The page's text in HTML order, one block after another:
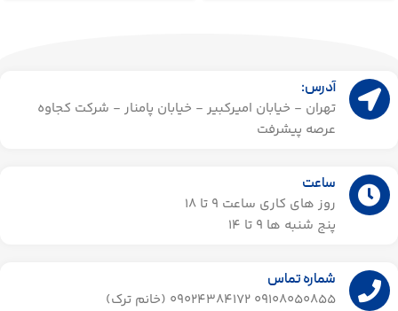
آدرس:
تهران - خیابان امیرکبیر - خیابان پامنار - شرکت کجاوه
عرصه پیشرفت
ساعت
روز های کاری ساعت ۹ تا 18
پنج شنبه ها 9 تا 14​
شماره تماس
09108050855 09024384172 (خانم ترک)